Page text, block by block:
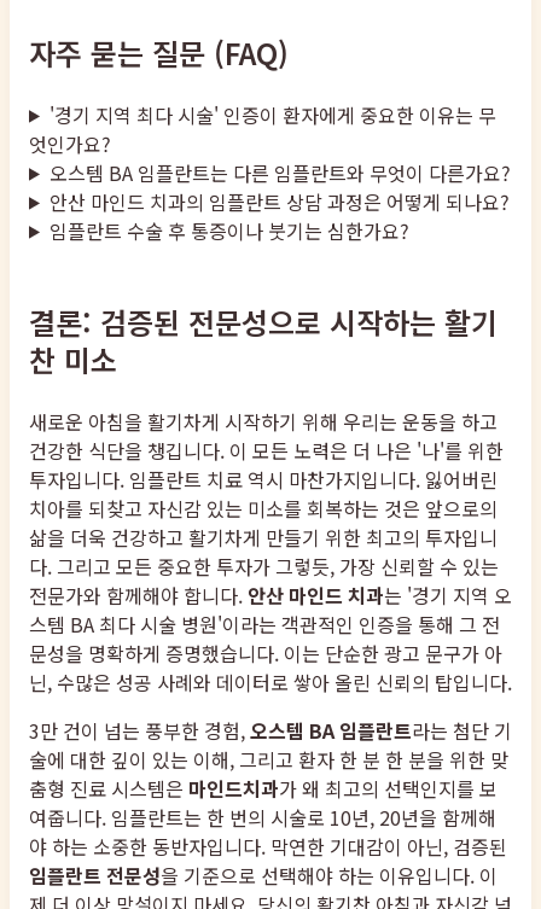
자주 묻는 질문 (FAQ)
'경기 지역 최다 시술' 인증이 환자에게 중요한 이유는 무
엇인가요?
오스템 BA 임플란트는 다른 임플란트와 무엇이 다른가요?
안산 마인드 치과의 임플란트 상담 과정은 어떻게 되나요?
임플란트 수술 후 통증이나 붓기는 심한가요?
결론: 검증된 전문성으로 시작하는 활기
찬 미소
새로운 아침을 활기차게 시작하기 위해 우리는 운동을 하고
건강한 식단을 챙깁니다. 이 모든 노력은 더 나은 '나'를 위한
투자입니다. 임플란트 치료 역시 마찬가지입니다. 잃어버린
치아를 되찾고 자신감 있는 미소를 회복하는 것은 앞으로의
삶을 더욱 건강하고 활기차게 만들기 위한 최고의 투자입니
다. 그리고 모든 중요한 투자가 그렇듯, 가장 신뢰할 수 있는
전문가와 함께해야 합니다. 안산 마인드 치과는 '경기 지역 오
스템 BA 최다 시술 병원'이라는 객관적인 인증을 통해 그 전
문성을 명확하게 증명했습니다. 이는 단순한 광고 문구가 아
닌, 수많은 성공 사례와 데이터로 쌓아 올린 신뢰의 탑입니다.
3만 건이 넘는 풍부한 경험,오스템 BA 임플란트라는 첨단 기
술에 대한 깊이 있는 이해, 그리고 환자 한 분 한 분을 위한 맞
춤형 진료 시스템은 마인드치과가 왜 최고의 선택인지를 보
여줍니다. 임플란트는 한 번의 시술로 10년, 20년을 함께해
야 하는 소중한 동반자입니다. 막연한 기대감이 아닌, 검증된
임플란트 전문성을 기준으로 선택해야 하는 이유입니다. 이